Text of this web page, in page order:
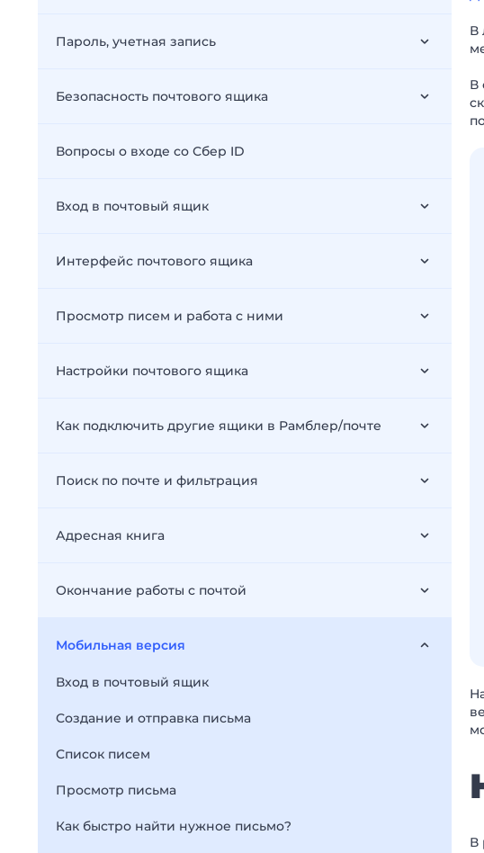
Пароль, учетная запись
Безопасность почтового ящика
Вопросы о входе со Сбер ID
Вход в почтовый ящик
Интерфейс почтового ящика
Просмотр писем и работа с ними
Настройки почтового ящика
Как подключить другие ящики в Рамблер/почте
Поиск по почте и фильтрация
Адресная книга
Окончание работы с почтой
Мобильная версия
Вход в почтовый ящик
Создание и отправка письма
Список писем
Просмотр письма
Как быстро найти нужное письмо?
В
В
В